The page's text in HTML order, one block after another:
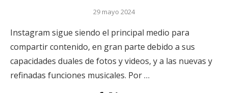
29 mayo 2024
Instagram sigue siendo el principal medio para
compartir contenido, en gran parte debido a sus
capacidades duales de fotos y videos, y a las nuevas y
refinadas funciones musicales. Por …